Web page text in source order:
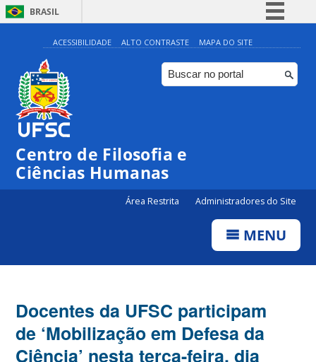
BRASIL
Simplifique!
Comunica BR
Participe
ACESSIBILIDADE ALTO CONTRASTE MAPA DO SITE
Centro de Filosofia e
Ciências Humanas
Área Restrita Administradores do Site
MENU
Docentes da UFSC participam
de ‘Mobilização em Defesa da
Ciência’ nesta terça-feira, dia